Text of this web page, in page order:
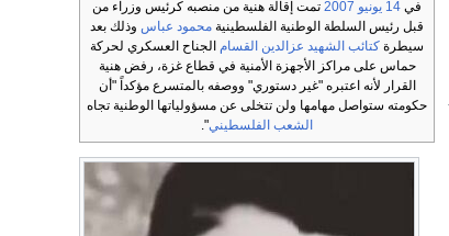
في 14 يونيو 2007 تمت إقالة هنية من منصبه كرئيس وزراء من
قبل رئيس السلطة الوطنية الفلسطينية محمود عباس وذلك بعد
سيطرة كتائب الشهيد عزالدين القسام الجناح العسكري لحركة
حماس على مراكز الأجهزة الأمنية في قطاع غزة، رفض هنية
القرار لأنه اعتبره "غير دستوري" ووصفه بالمتسرع مؤكداً "أن
حكومته ستواصل مهامها ولن تتخلى عن مسؤولياتها الوطنية تجاه
الشعب الفلسطيني".